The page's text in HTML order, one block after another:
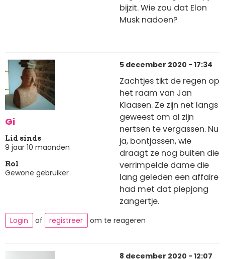
bijzit. Wie zou dat Elon
Musk nadoen?
Gi
Lid sinds
9 jaar 10 maanden
Rol
Gewone gebruiker
5 december 2020 - 17:34
Zachtjes tikt de regen op
het raam van Jan
Klaasen. Ze zijn net langs
geweest om al zijn
nertsen te vergassen. Nu
ja, bontjassen, wie
draagt ze nog buiten die
verrimpelde dame die
lang geleden een affaire
had met dat piepjong
zangertje.
Login of registreer om te reageren
8 december 2020 - 12:07